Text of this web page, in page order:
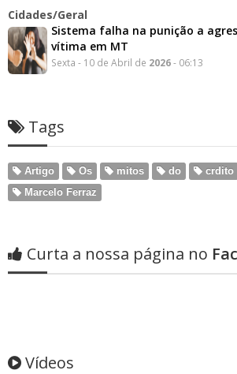
Cidades/Geral
Sistema falha na punição a
vítima em MT
Sexta - 10 de Abril de 2026- 06:13
Tags
Artigo Os mitos do crdito
Marcelo Ferraz
Curta a nossa página no
Vídeos